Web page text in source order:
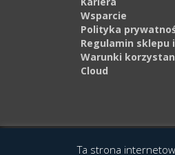
Wsparcie
Polityka
Regulamin
Warunki
Cloud
© 2016 Copyright by Efento.
Ta strona